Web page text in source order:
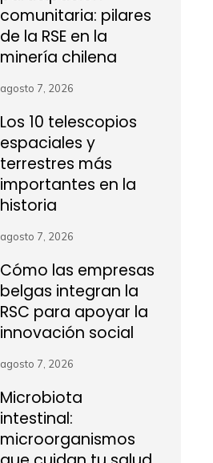
comunitaria: pilares
de la RSE en la
minería chilena
agosto 7, 2026
Los 10 telescopios
espaciales y
terrestres más
importantes en la
historia
agosto 7, 2026
Cómo las empresas
belgas integran la
RSC para apoyar la
innovación social
agosto 7, 2026
Microbiota
intestinal:
microorganismos